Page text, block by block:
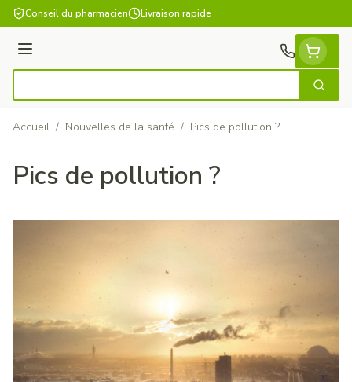
Aller au contenu
Conseil du pharmacien Livraison rapide
Menu
Rechercher
Accueil / Nouvelles de la santé / Pics de pollution ?
Pics de pollution ?